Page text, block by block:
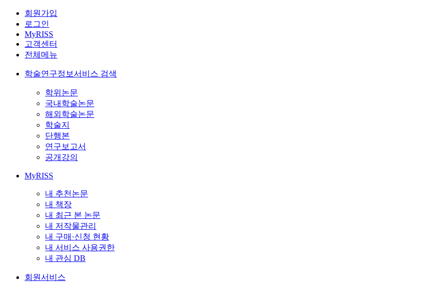
회원가입
로그인
MyRISS
고객센터
전체메뉴
학술연구정보서비스 검색
학위논문
국내학술논문
해외학술논문
학술지
단행본
연구보고서
공개강의
MyRISS
내 추천논문
내 책장
내 최근 본 논문
내 저작물관리
내 구매·신청 현황
내 서비스 사용권한
내 관심 DB
회원서비스